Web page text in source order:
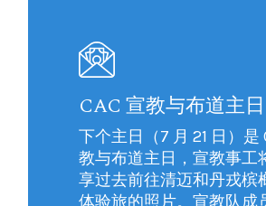
CAC 宣教与布道主日
下个主日（7 月 21 日）是
教与布道主日，宣教事工
享过去前往清迈和丹戎槟
体验旅的照片。宣教队成